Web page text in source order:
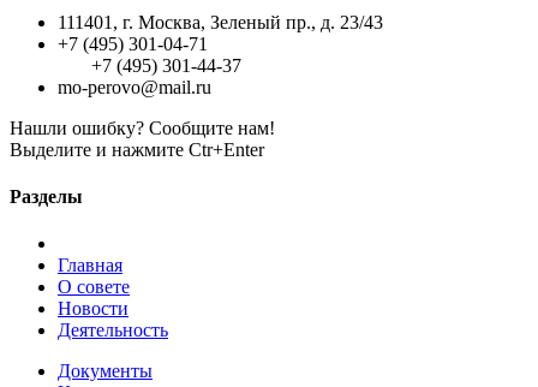
111401, г. Москва, Зеленый пр., д. 23/43
+7 (495) 301-04-71
+7 (495) 301-44-37
mo-perovo@mail.ru
Нашли ошибку? Сообщите нам!
Выделите и нажмите Ctr+Enter
Разделы
Главная
О совете
Новости
Деятельность
Документы